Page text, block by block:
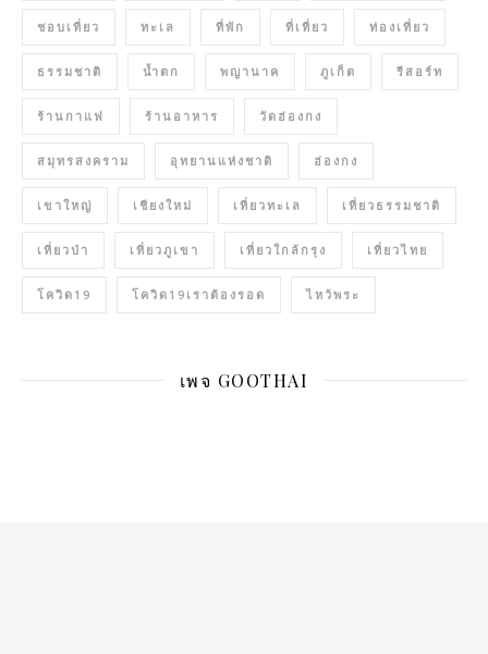
ชอบเที่ยว ทะเล ที่พัก ที่เที่ยว ท่องเที่ยว
ธรรมชาติ น้ำตก พญานาค ภูเก็ต รีสอร์ท
ร้านกาแฟ ร้านอาหาร วัดฮ่องกง
สมุทรสงคราม อุทยานแห่งชาติ ฮ่องกง
เขาใหญ่ เชียงใหม่ เที่ยวทะเล เที่ยวธรรมชาติ
เที่ยวป่า เที่ยวภูเขา เที่ยวใกล้กรุง เที่ยวไทย
โควิด19 โควิด19เราต้องรอด ไหว้พระ
เพจ GOOTHAI